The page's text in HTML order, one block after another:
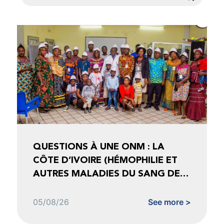
QUESTIONS À UNE ONM : LA
CÔTE D’IVOIRE (HÉMOPHILIE ET
AUTRES MALADIES DU SANG DE
05/08/26 See more >